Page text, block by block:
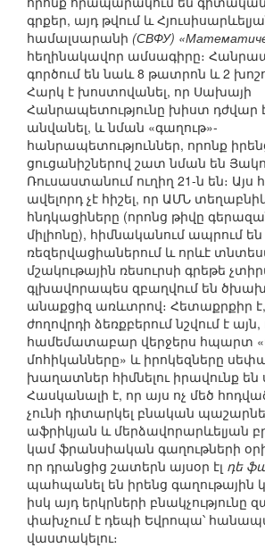
գրքեր, այդ թվում և
համալսարանի (СВФУ)
հեղինակավոր ամսագիրը։
գործում են նաև 8 թատրոն և 2
Հարկ է խոստովանել, որ Սախայի
Հանրապետությունը խիստ դժվար
անվանել, և նման «գաղութ»-
հանրապետություններ, որոնք
ցուցանիշներով շատ նման են
Ռուսաստանում ուղիղ 21-ն են։
ավելորդ չէ հիշել, որ ԱՄՆ
հնդկացիները (որոնց թիվը
միլիոնը), հիմնականում ապրում են
ռեզերվացիաներում և որևէ
մշակութային ռեսուրսի գրեթե
գլխավորապես զբաղվում են
անաքցիզ առևտրով։ Հետաքրքիր
ժողովրդի ձեռքբերում նշվում է այն,
համեմատաբար վերջերս հպարտ
մոհիկանները» և իրոկեզները
խաղատներ հիմնելու իրավունք են
Հասկանալի է, որ այս ոչ մեծ
չունի դիտարկել բնական
աֆրիկյան և մերձավորարևելյան
կամ ֆրանսիական գաղութների
որ դրանցից շատերն այսօր էլ դե
պահպանել են իրենց գաղութային
իսկ այդ երկրների
փախչում է դեպի Եվրոպա՝
վաստակելու։